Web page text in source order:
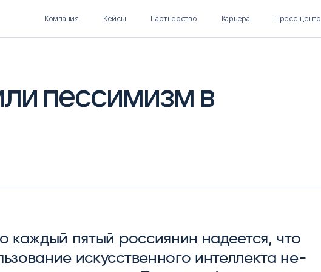
Компания Кейсы Партнерство Карьера Пресс-центр
пессимизм в
каж­дый пя­тый рос­сия­нин на­деет­ся, что
ис­кусс­твен­но­го ин­тел­лек­та не­